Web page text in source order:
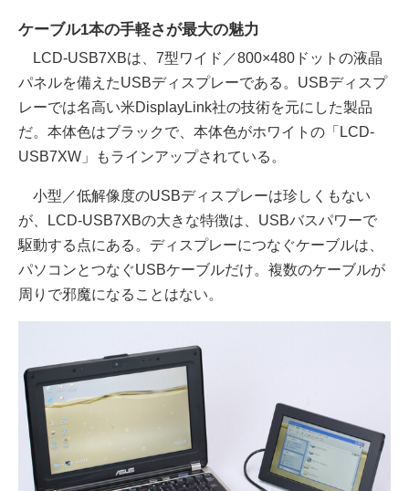
ケーブル1本の手軽さが最大の魅力
LCD-USB7XBは、7型ワイド／800×480ドットの液晶
パネルを備えたUSBディスプレーである。USBディスプ
レーでは名高い米DisplayLink社の技術を元にした製品
だ。本体色はブラックで、本体色がホワイトの「LCD-
USB7XW」もラインアップされている。
小型／低解像度のUSBディスプレーは珍しくもない
が、LCD-USB7XBの大きな特徴は、USBバスパワーで
駆動する点にある。ディスプレーにつなぐケーブルは、
パソコンとつなぐUSBケーブルだけ。複数のケーブルが
周りで邪魔になることはない。